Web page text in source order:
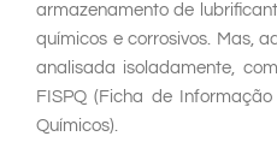
armazenamento de
químicos e corrosivos. Mas,
analisada isoladamente,
FISPQ (Ficha de
Químicos).